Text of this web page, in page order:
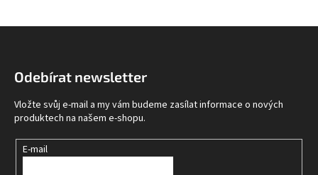
Odebírat newsletter
Vložte svůj e-mail a my vám budeme zasílat informace o nových
produktech na našem e-shopu.
E-mail